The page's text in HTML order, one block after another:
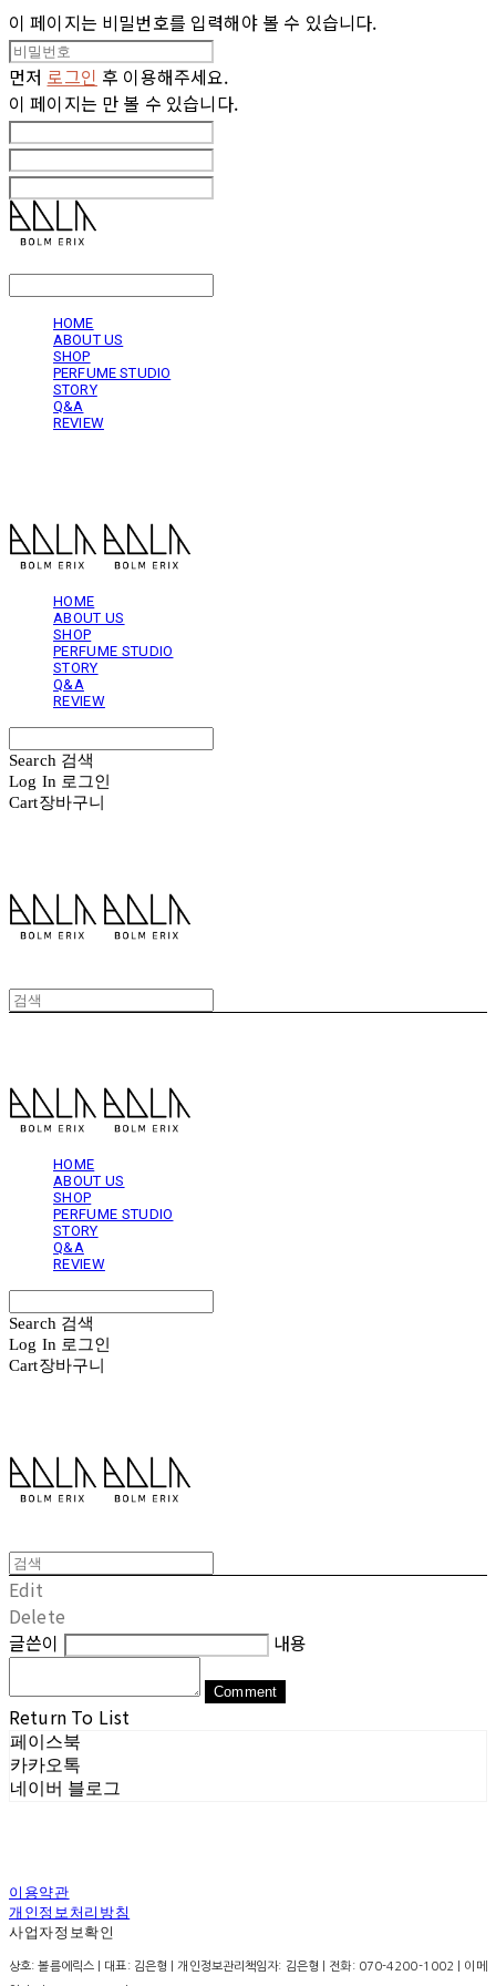
이 페이지는 비밀번호를 입력해야 볼 수 있습니다.
먼저 로그인 후 이용해주세요.
이 페이지는 만 볼 수 있습니다.
HOME
ABOUT US
SHOP
PERFUME STUDIO
STORY
Q&A
REVIEW
HOME
ABOUT US
SHOP
PERFUME STUDIO
STORY
Q&A
REVIEW
Search 검색
Log In 로그인
Cart장바구니
HOME
ABOUT US
SHOP
PERFUME STUDIO
STORY
Q&A
REVIEW
Search 검색
Log In 로그인
Cart장바구니
Edit
Delete
글쓴이
내용
Comment
Return To List
페이스북
카카오톡
네이버 블로그
이용약관
개인정보처리방침
사업자정보확인
상호: 볼름에릭스 | 대표: 김은형 | 개인정보관리책임자: 김은형 | 전화: 070-4200-1002 | 이메